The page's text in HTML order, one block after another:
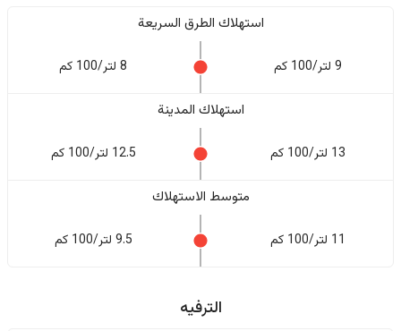
استهلاك الطرق السريعة
9 لتر/100 كم 8 لتر/100 كم
استهلاك المدينة
13 لتر/100 كم 12.5 لتر/100 كم
متوسط الاستهلاك
11 لتر/100 كم 9.5 لتر/100 كم
الترفيه